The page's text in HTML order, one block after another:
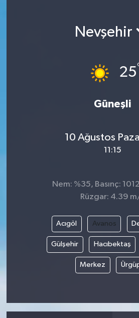
Nevşehir
25
Güneşli
10 Ağustos
11:15
Nem: %35, Basınç:
Rüzgar: 4.39
Acıgöl Avanos
Gülşehir Hacıbektaş
Merkez